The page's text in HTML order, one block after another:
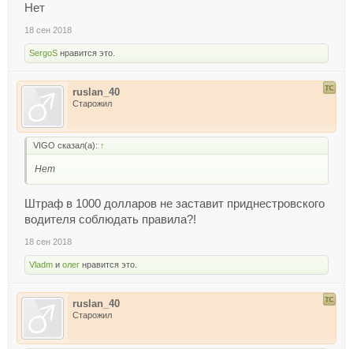
Нет
18 сен 2018
SergoS нравится это.
ruslan_40
Старожил
VIGO сказал(а): ↑
Нет
Штраф в 1000 долларов не заставит приднестровского
водителя соблюдать правила?!
18 сен 2018
Vladm и олег нравится это.
ruslan_40
Старожил